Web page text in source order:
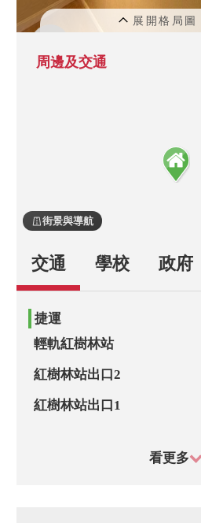
車站、信義區。
鄰近捷運商圈，便利商店
飲，採買外食極方便。
周邊及交通
街景與導航
交通 學校 政府
捷運
輕軌紅樹林站
紅樹林站出口2
紅樹林站出口1
看更多